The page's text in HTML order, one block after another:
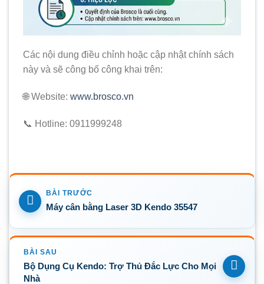
Các nội dung điều chỉnh hoặc cập nhật chính sách
này và sẽ công bố công khai trên:
🌐 Website: www.brosco.vn
📞 Hotline: 0911999248
Máy cân bằng Laser 3D Kendo 35547
Bộ Dụng Cụ Kendo: Trợ Thủ Đắc Lực Cho Mọi
Nhà